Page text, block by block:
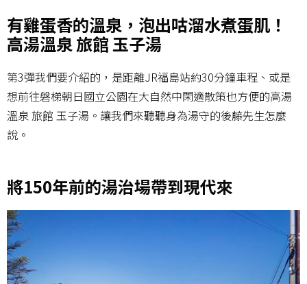
有雞蛋香的溫泉，泡出咕溜水煮蛋肌！
高湯溫泉 旅館 玉子湯
第3彈我們要介紹的，是距離JR福島站約30分鐘車程、或是
想前往磐梯朝日國立公園在大自然中閑適散策也方便的高湯
溫泉 旅館 玉子湯。讓我們來聽聽身為湯守的後藤先生怎麼
說。
將150年前的湯治場帶到現代來